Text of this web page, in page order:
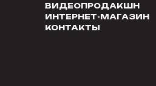
ВИДЕОПРОДАКШН
ИНТЕРНЕТ-МАГАЗИН
КОНТАКТЫ